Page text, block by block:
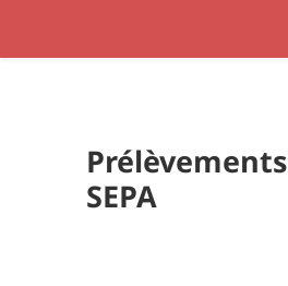
Prélèvements
SEPA